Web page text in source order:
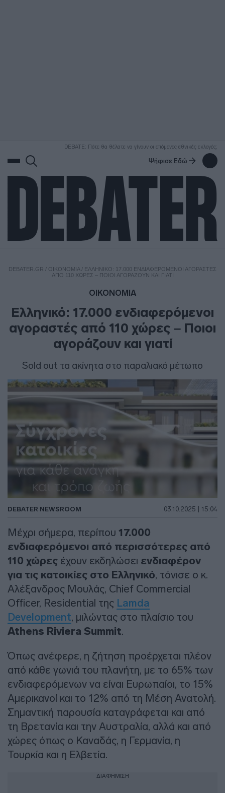
DEBATE: Πότε θα θέλατε να γίνουν οι επόμενες εθνικές εκλογές;
Ψήφισε Εδώ
DEBATER.GR / ΟΙΚΟΝΟΜΙΑ/ ΕΛΛΗΝΙΚΌ: 17.000 ΕΝΔΙΑΦΕΡΌΜΕΝΟΙ ΑΓΟΡΑΣΤΈΣ
ΑΠΌ 110 ΧΏΡΕΣ – ΠΟΙΟΙ ΑΓΟΡΆΖΟΥΝ ΚΑΙ ΓΙΑΤΊ
ΟΙΚΟΝΟΜΙΑ
Ελληνικό: 17.000 ενδιαφερόμενοι
αγοραστές από 110 χώρες – Ποιοι
αγοράζουν και γιατί
Sold out τα ακίνητα στο παραλιακό μέτωπο
DEBATER NEWSROOM 03.10.2025 | 15:04
Μέχρι σήμερα, περίπου 17.000
ενδιαφερόμενοι από περισσότερες από
110 χώρες έχουν εκδηλώσει ενδιαφέρον
για τις κατοικίες στο Ελληνικό, τόνισε ο κ.
Αλέξανδρος Μουλάς, Chief Commercial
Officer, Residential της Lamda
Development, μιλώντας στο πλαίσιο του
Athens Riviera Summit.
Όπως ανέφερε, η ζήτηση προέρχεται πλέον
από κάθε γωνιά του πλανήτη, με το 65% των
ενδιαφερόμενων να είναι Ευρωπαίοι, το 15%
Αμερικανοί και το 12% από τη Μέση Ανατολή.
Σημαντική παρουσία καταγράφεται και από
τη Βρετανία και την Αυστραλία, αλλά και από
χώρες όπως ο Καναδάς, η Γερμανία, η
Τουρκία και η Ελβετία.
ΔΙΑΦΗΜΙΣΗ